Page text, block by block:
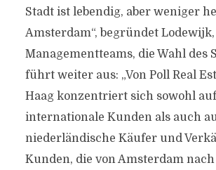
Stadt ist lebendig, aber weniger
Amsterdam“, begründet
Managementteams, die Wahl des
führt weiter aus: „Von Poll Real
Haag konzentriert sich sowohl auf
internationale Kunden als auch
niederländische Käufer und
Kunden, die von Amsterdam nach